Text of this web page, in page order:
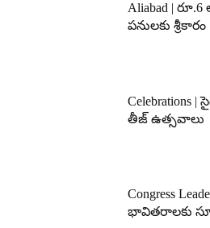
Aliabad |
పనులకు శ్రీకారం
Celebrations
తీజ్ ఉత్సవాలు
Congress
భావితరాలకు